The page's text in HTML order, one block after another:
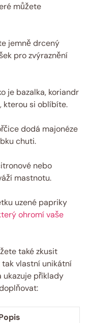
můžete
jemně drcený
pro zvýraznění
je bazalka, koriandr
kterou si oblíbíte.
dodá majonéze
chuti.
nebo
mastnotu.
uzené papriky
ohromí vaše
také zkusit
vlastní unikátní
ukazuje příklady